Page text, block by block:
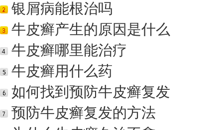
银屑病能根治吗
牛皮癣产生的原因是什么
牛皮癣哪里能治疗
牛皮癣用什么药
如何找到预防牛皮癣复发
预防牛皮癣复发的方法